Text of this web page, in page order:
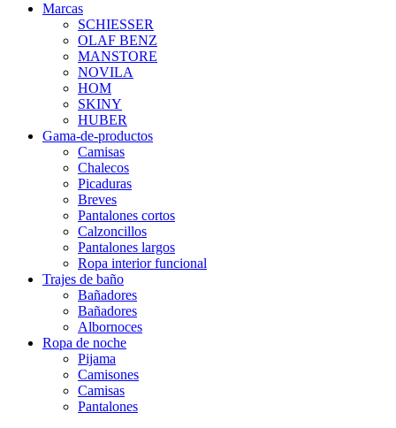
Marcas
SCHIESSER
OLAF BENZ
MANSTORE
NOVILA
HOM
SKINY
HUBER
Gama-de-productos
Camisas
Chalecos
Picaduras
Breves
Pantalones cortos
Calzoncillos
Pantalones largos
Ropa interior funcional
Trajes de baño
Bañadores
Bañadores
Albornoces
Ropa de noche
Pijama
Camisones
Camisas
Pantalones